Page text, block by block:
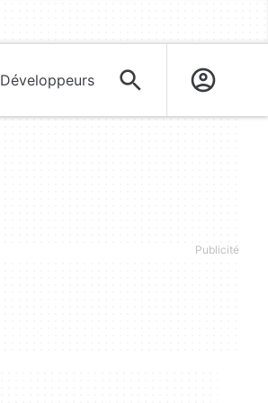
Développeurs